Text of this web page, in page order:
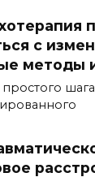
с
методы
простого